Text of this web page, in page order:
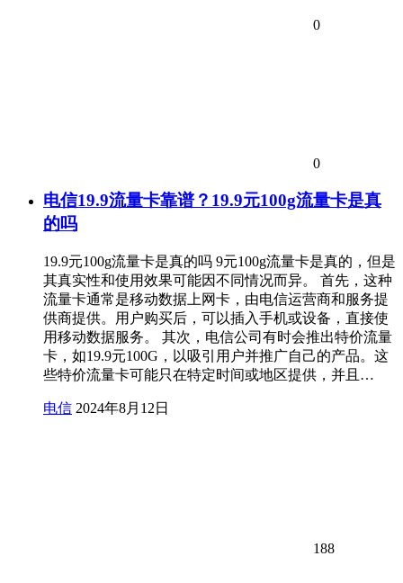
0
0
电信19.9流量卡靠谱？19.9元100g流量卡是真
的吗
19.9元100g流量卡是真的吗 9元100g流量卡是真的，但是
其真实性和使用效果可能因不同情况而异。 首先，这种
流量卡通常是移动数据上网卡，由电信运营商和服务提
供商提供。用户购买后，可以插入手机或设备，直接使
用移动数据服务。 其次，电信公司有时会推出特价流量
卡，如19.9元100G，以吸引用户并推广自己的产品。这
些特价流量卡可能只在特定时间或地区提供，并且…
电信 2024年8月12日
188